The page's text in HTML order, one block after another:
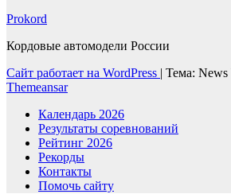
Prokord
Кордовые автомодели России
Сайт работает на WordPress | Тема: News
Themeansar
Календарь 2026
Результаты соревнований
Рейтинг 2026
Рекорды
Контакты
Помочь сайту